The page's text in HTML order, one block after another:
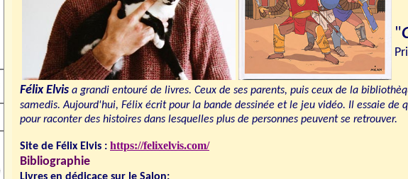
"
Félix Elvis a grandi entouré de livres. Ceux de ses parents, puis ceux de la
samedis. Aujourd'hui, Félix écrit pour la bande dessinée et le jeu vidéo. Il essaie de
pour raconter des histoires dans lesquelles plus de personnes peuvent se retrouver.
Site de Félix Elvis : https://felixelvis.com/
Bibliographie